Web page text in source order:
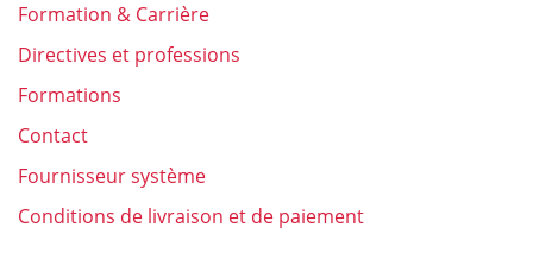
Formation & Carrière
Directives et professions
Formations
Contact
Fournisseur système
Conditions de livraison et de paiement